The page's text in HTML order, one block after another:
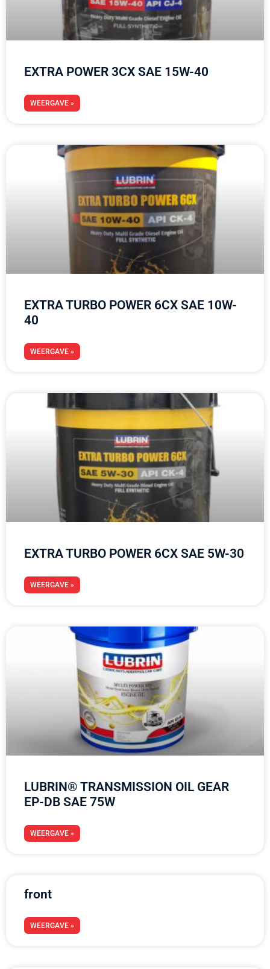
EXTRA POWER 3CX SAE 15W-40
WEERGAVE »
EXTRA TURBO POWER 6CX SAE 10W-
40
WEERGAVE »
EXTRA TURBO POWER 6CX SAE 5W-30
WEERGAVE »
LUBRIN® TRANSMISSION OIL GEAR
EP-DB SAE 75W
WEERGAVE »
front
WEERGAVE »